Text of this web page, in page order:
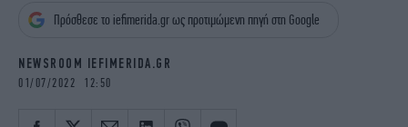
OSCARS
NEWSLETTER
Πρόσθεσε το iefimerida.gr ως προτιμώμενη πηγή στη Google
NEWSROOM IEFIMERIDA.GR
01/07/2022 12:50